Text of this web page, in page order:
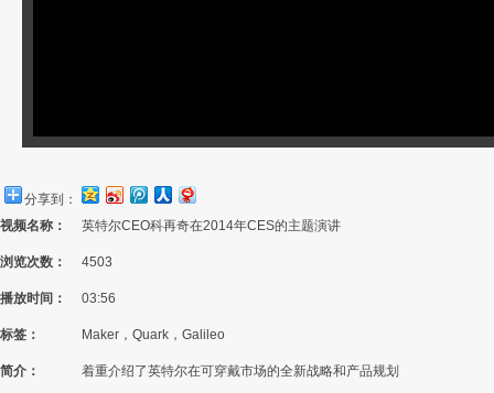
分享到：
视频名称：
英特尔CEO科再奇在2014年CES的主题演讲
浏览次数： 4503
播放时间： 03:56
标签： Maker，Quark，Galileo
简介： 着重介绍了英特尔在可穿戴市场的全新战略和产品规划